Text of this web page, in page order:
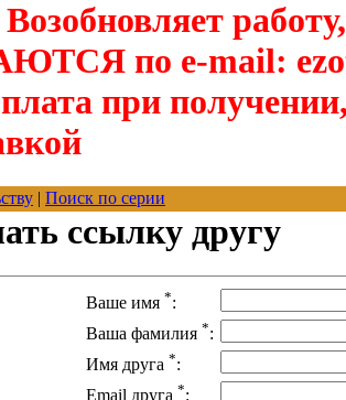
по e-mail:
при
| Поиск по серии
ссылку другу
Ваше имя *:
Ваша фамилия *:
Имя друга *:
Email друга *: